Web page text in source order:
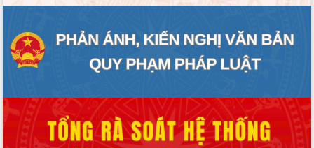
Đắk Lắk ký kết thỏa thuận hợp tác về
với Tập đoàn Bưu chính Viễn thông
Việt Nam
Thứ trưởng Bộ Y tế làm việc với tỉnh
cho trạm y tế cấp xã
Du lịch Đắk Lắk nâng tầm trải nghiệm
du khách thông qua Hệ thống cơ sở dữ
liệu và Bản đồ số